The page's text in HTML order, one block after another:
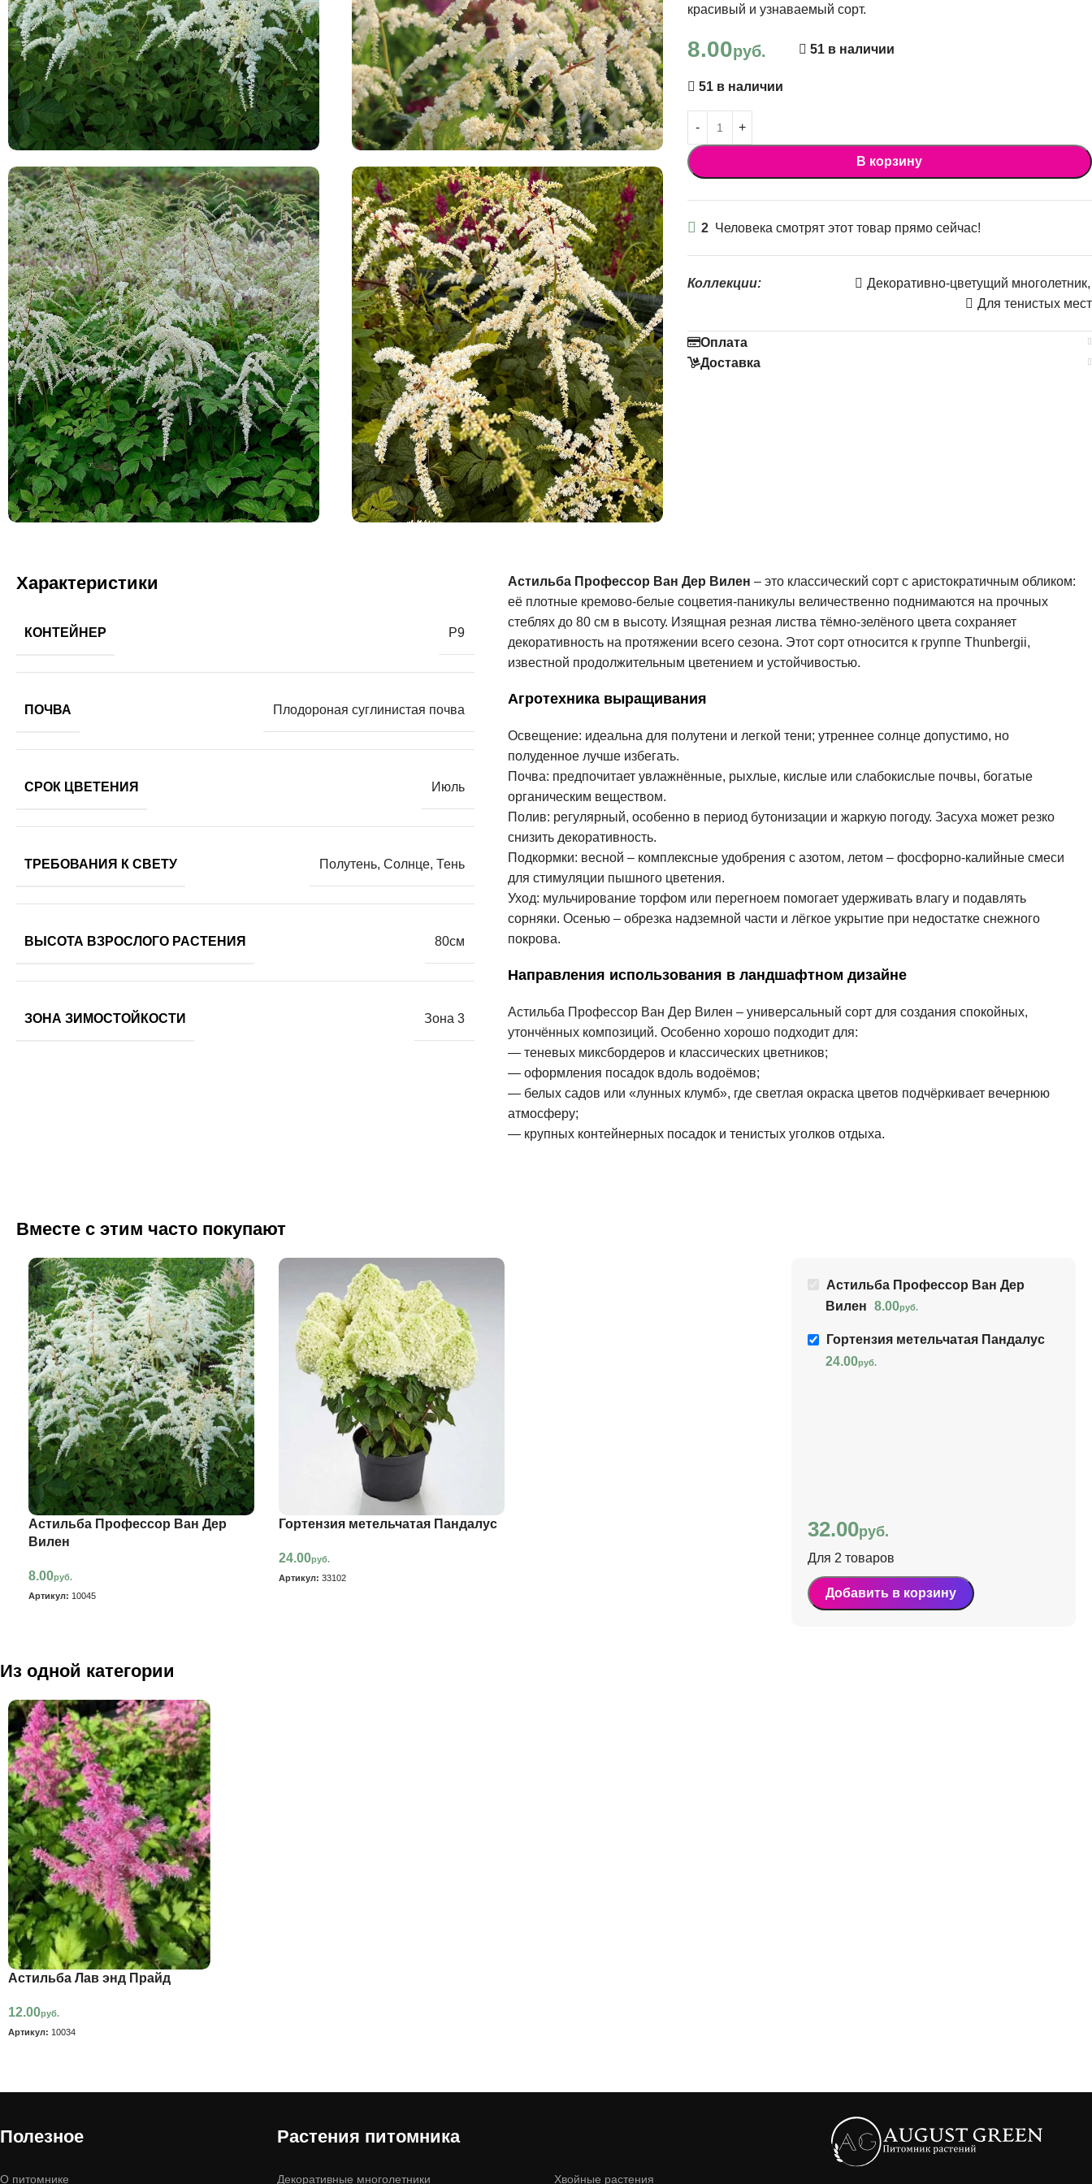
красивый и узнаваемый сорт.
8.00руб. 51 в наличии
51 в наличии
В корзину
2 Человека смотрят этот товар прямо сейчас!
Коллекции: Декоративно-цветущий многолетник,
Для тенистых мест
Оплата
Доставка
Характеристики
КОНТЕЙНЕР Р9
ПОЧВА Плодороная суглинистая почва
СРОК ЦВЕТЕНИЯ Июль
ТРЕБОВАНИЯ К СВЕТУ Полутень, Солнце, Тень
ВЫСОТА ВЗРОСЛОГО РАСТЕНИЯ 80см
ЗОНА ЗИМОСТОЙКОСТИ Зона 3
Астильба Профессор Ван Дер Вилен – это классический сорт с аристократичным обликом:
её плотные кремово-белые соцветия-паникулы величественно поднимаются на прочных
стеблях до 80 см в высоту. Изящная резная листва тёмно-зелёного цвета сохраняет
декоративность на протяжении всего сезона. Этот сорт относится к группе Thunbergii,
известной продолжительным цветением и устойчивостью.
Агротехника выращивания
Освещение: идеальна для полутени и легкой тени; утреннее солнце допустимо, но
полуденное лучше избегать.
Почва: предпочитает увлажнённые, рыхлые, кислые или слабокислые почвы, богатые
органическим веществом.
Полив: регулярный, особенно в период бутонизации и жаркую погоду. Засуха может резко
снизить декоративность.
Подкормки: весной – комплексные удобрения с азотом, летом – фосфорно-калийные смеси
для стимуляции пышного цветения.
Уход: мульчирование торфом или перегноем помогает удерживать влагу и подавлять
сорняки. Осенью – обрезка надземной части и лёгкое укрытие при недостатке снежного
покрова.
Направления использования в ландшафтном дизайне
Астильба Профессор Ван Дер Вилен – универсальный сорт для создания спокойных,
утончённых композиций. Особенно хорошо подходит для:
— теневых миксбордеров и классических цветников;
— оформления посадок вдоль водоёмов;
— белых садов или «лунных клумб», где светлая окраска цветов подчёркивает вечернюю
атмосферу;
— крупных контейнерных посадок и тенистых уголков отдыха.
Вместе с этим часто покупают
Астильба Профессор Ван Дер
Вилен
8.00руб.
Артикул: 10045
Гортензия метельчатая Пандалус
24.00руб.
Артикул: 33102
Астильба Профессор Ван Дер
Вилен 8.00руб.
Гортензия метельчатая Пандалус
24.00руб.
32.00руб.
Для 2 товаров
Добавить в корзину
Из одной категории
Астильба Лав энд Прайд
12.00руб.
Артикул: 10034
Полезное
О питомнике
Растения питомника
Декоративные многолетники Хвойные растения